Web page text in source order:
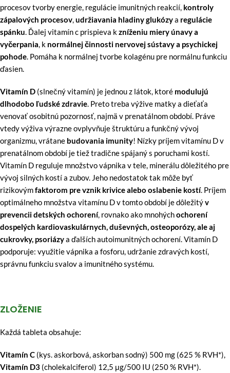
procesov tvorby energie, regulácie imunitných reakcií, kontroly
zápalových procesov udržiavania hladiny glukózya regulácie
spánku . Ďalej vitamín c prispieva kzníženiu miery únavy a
vyčerpania , k normálnej činnosti nervovej sústavy a psychickej
pohode . Pomáha k normálnej tvorbe kolagénu pre normálnu funkciu
ďasien.
Vitamín D (slnečný vitamín) je jednou z látok, ktoré modulujú
dlhodobo ľudské zdravie . Preto treba výžive matky a dieťaťa
venovať osobitnú pozornosť, najmä v prenatálnom období. Práve
vtedy výživa výrazne ovplyvňuje štruktúru a funkčný vývoj
organizmu, vrátane budovania imunity! Nízky príjem vitamínu D v
prenatálnom období je tiež tradične spájaný s poruchami kostí.
Vitamín D reguluje množstvo vápnika v tele, minerálu dôležitého pre
vývoj silných kostí a zubov. Jeho nedostatok tak môže byť
rizikovýmfaktorom pre vznik krivice alebo oslabenie kostí. Príjem
optimálneho množstva vitamínu D v tomto období je dôležitýv
prevencii detských ochorení, rovnako ako mnohýchochorení
dospelých kardiovaskulárnych, duševných, osteoporózy, ale aj
cukrovky, psoriázya ďalších autoimunitných ochorení. Vitamín D
podporuje: využitie vápnika a fosforu, udržanie zdravých kostí,
správnu funkciu svalov a imunitného systému.
ZLOŽENIE
Každá tableta obsahuje:
Vitamín C (kys. askorbová, askorban sodný) 500 mg (625 % RVH*),
Vitamín D3 (cholekalciferol) 12,5 μg/500 IU (250 % RVH*).